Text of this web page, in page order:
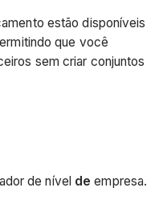
estão disponíveis
que você
sem criar conjuntos
de nível de empresa.